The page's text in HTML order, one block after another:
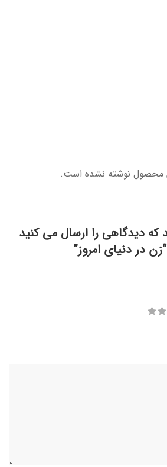
محصول نوشته نشده است.
که دیدگاهی را ارسال می کنید
در دنیای امروز”